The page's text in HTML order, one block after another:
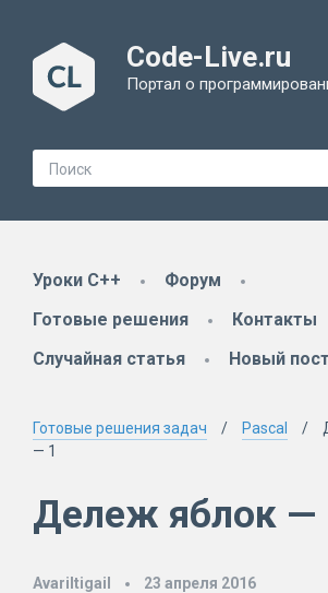
Code-Live.ru
Портал о
Уроки C++
Форум
Готовые решения
Контакты
Случайная статья
Новый пост
Готовые решения задач Pascal
— 1
Дележ яблок —
AvariItigail 23 апреля 2016